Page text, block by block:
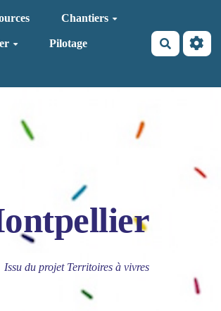
Chantiers
Pilotage
Issu du projet Territoires à vivres